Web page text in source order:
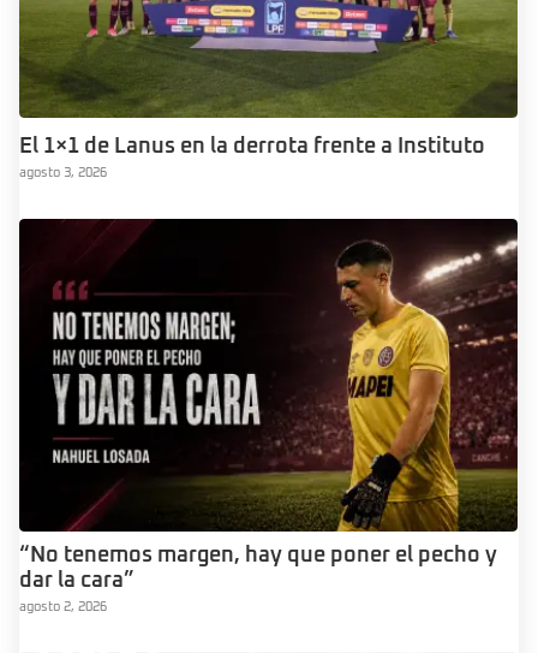
El 1×1 de Lanus en la derrota frente a Instituto
agosto 3, 2026
“No tenemos margen, hay que poner el pecho y
dar la cara”
agosto 2, 2026